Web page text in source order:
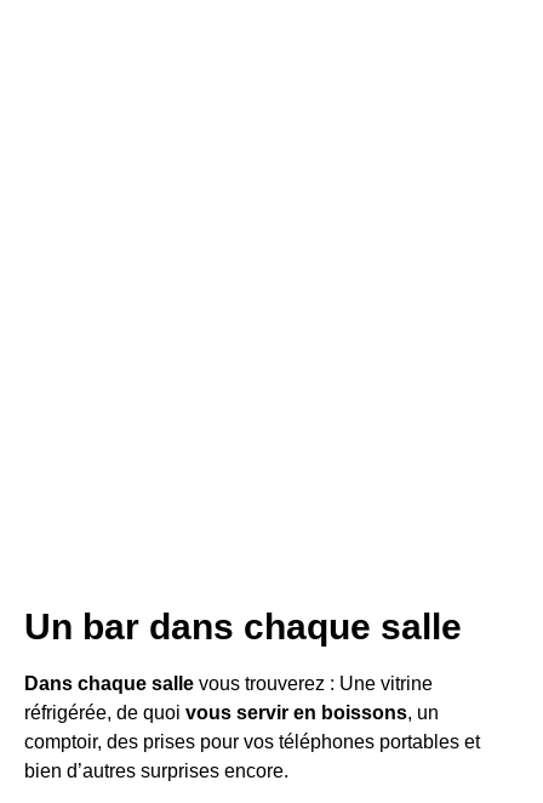
Un bar dans chaque salle
Dans chaque salle vous trouverez : Une vitrine
réfrigérée, de quoi vous servir en boissons, un
comptoir, des prises pour vos téléphones portables et
bien d’autres surprises encore.